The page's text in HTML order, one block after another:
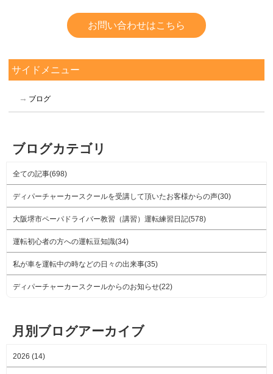
お問い合わせはこちら
サイドメニュー
ブログ
ブログカテゴリ
全ての記事(698)
ディパーチャーカースクールを受講して頂いたお客様からの声(30)
大阪堺市ペーパドライバー教習（講習）運転練習日記(578)
運転初心者の方への運転豆知識(34)
私が車を運転中の時などの日々の出来事(35)
ディパーチャーカースクールからのお知らせ(22)
月別ブログアーカイブ
2026 (14)